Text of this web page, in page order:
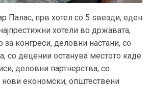
Палас, прв хотел со 5 ѕвезди, еден
најпрестижни хотели во државата,
за конгреси, деловни настани, со
со децении останува местото каде
деловни партнерства, се
нови економски, општествени